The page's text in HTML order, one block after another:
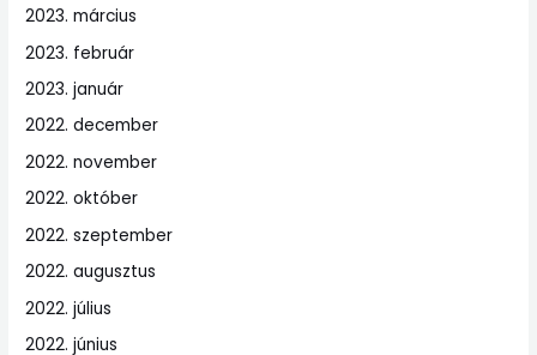
2023. március
2023. február
2023. január
2022. december
2022. november
2022. október
2022. szeptember
2022. augusztus
2022. július
2022. június